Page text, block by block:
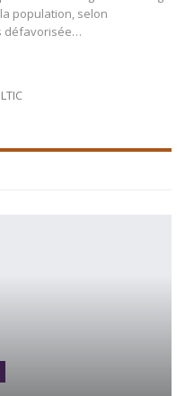
population, selon
défavorisée…